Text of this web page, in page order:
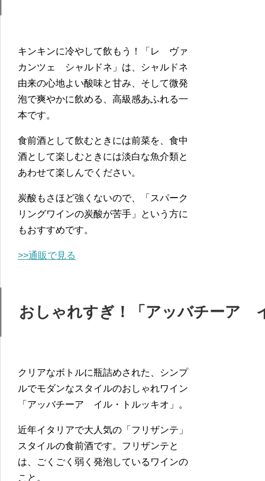
キンキンに冷やして飲もう！「レ ヴァ
カンツェ シャルドネ」は、シャルドネ
由来の心地よい酸味と甘み、そして微発
泡で爽やかに飲める、高級感あふれる一
本です。
食前酒として飲むときには前菜を、食中
酒として楽しむときには淡白な魚介類と
あわせて楽しんでください。
炭酸もさほど強くないので、「スパーク
リングワインの炭酸が苦手」という方に
もおすすめです。
>>通販で見る
おしゃれすぎ！「アッバチーア
クリアなボトルに瓶詰めされた、シンプ
ルでモダンなスタイルのおしゃれワイン
「アッバチーア イル・トルッキオ」。
近年イタリアで大人気の「フリザンテ」
スタイルの食前酒です。フリザンテと
は、ごくごく弱く発泡しているワインの
こと。